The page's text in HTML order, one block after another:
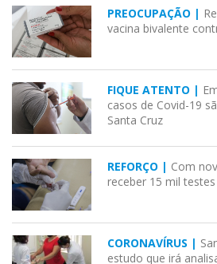
PREOCUPAÇÃO |
vacina bivalente
FIQUE ATENTO |
casos de Covid-19
Santa Cruz
REFORÇO | Com
receber 15 mil
CORONAVÍRUS |
estudo que irá